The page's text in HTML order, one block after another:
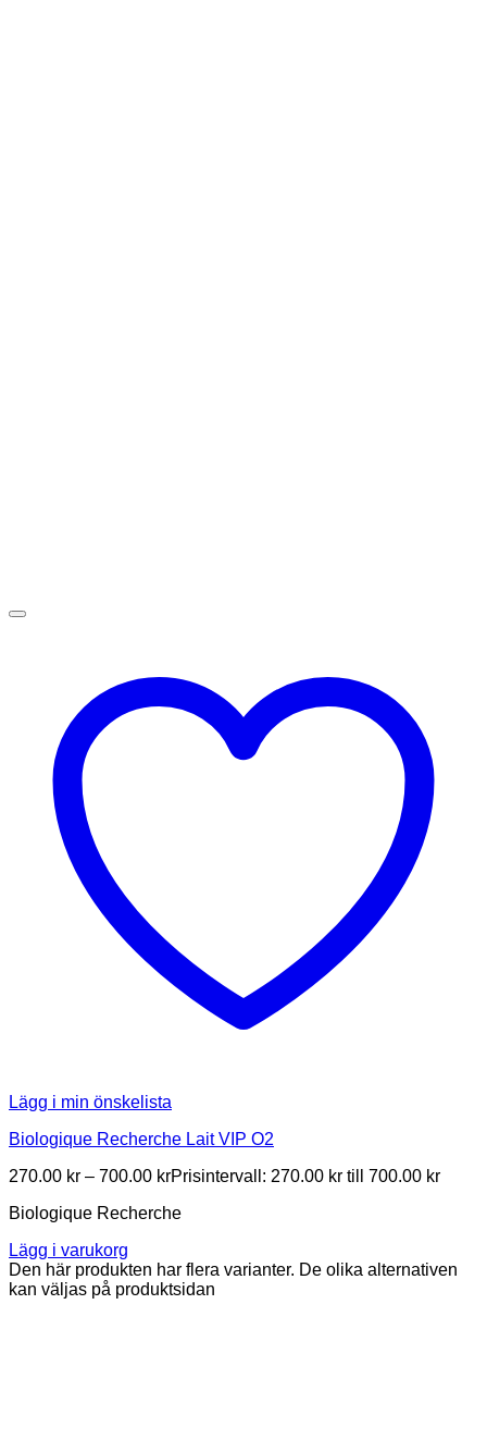
Lägg i min önskelista
Biologique Recherche Lait VIP O2
270.00 kr – 700.00 krPrisintervall: 270.00 kr till 700.00 kr
Biologique Recherche
Lägg i varukorg
Den här produkten har flera varianter. De olika alternativen
kan väljas på produktsidan